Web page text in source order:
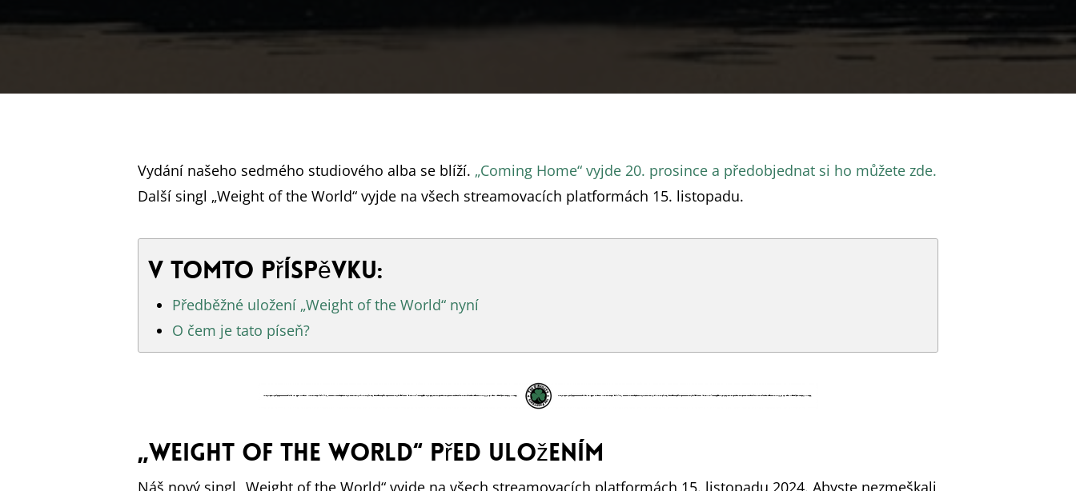
Vydání našeho sedmého studiového alba se blíží. „Coming Home“ vyjde 20. prosince a předobjednat si ho můžete zde.
Další singl „Weight of the World“ vyjde na všech streamovacích platformách 15. listopadu.
V tomto příspěvku:
Předběžné uložení „Weight of the World“ nyní
O čem je tato píseň?
„Weight of the World“ před uložením